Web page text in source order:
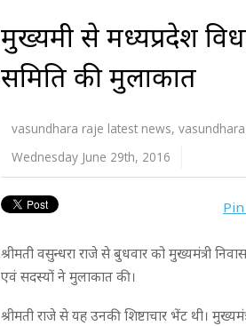
मुख्यमंत्री से मध्यप्रदेश
समिति की मुलाकात
vasundhara raje latest news,
Wednesday June 29th, 2016
श्रीमती वसुन्धरा राजे से बुधवार को मुख्यमंत्री
एवं सदस्यों ने मुलाकात की।
श्रीमती राजे से यह उनकी शिष्टाचार भेंट थी।